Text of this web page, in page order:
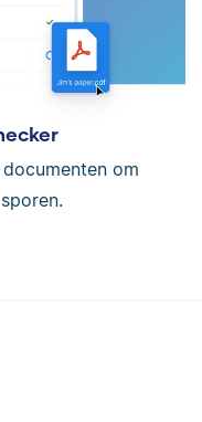
om